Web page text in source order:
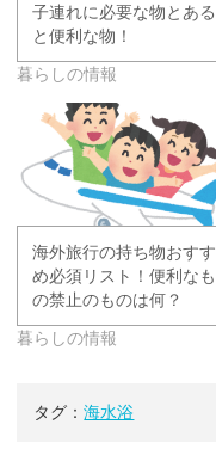
子連れに必要な物とある
と便利な物！
暮らしの情報
海外旅行の持ち物おすす
め必須リスト！便利なも
の禁止のものは何？
暮らしの情報
タグ：海水浴